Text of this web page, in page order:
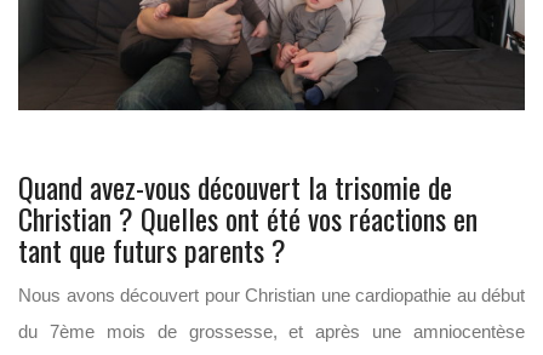
Quand avez-vous découvert la trisomie de
Christian ? Quelles ont été vos réactions en
tant que futurs parents ?
Nous avons découvert pour Christian une cardiopathie au début
du 7ème mois de grossesse, et après une amniocentèse